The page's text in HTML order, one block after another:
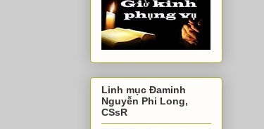
Linh mục Đaminh
Nguyễn Phi Long,
CSsR